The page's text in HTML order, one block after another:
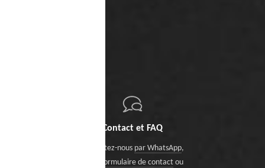
Contact et FAQ
Contactez-nous par WhatsApp,
via le formulaire de contactou